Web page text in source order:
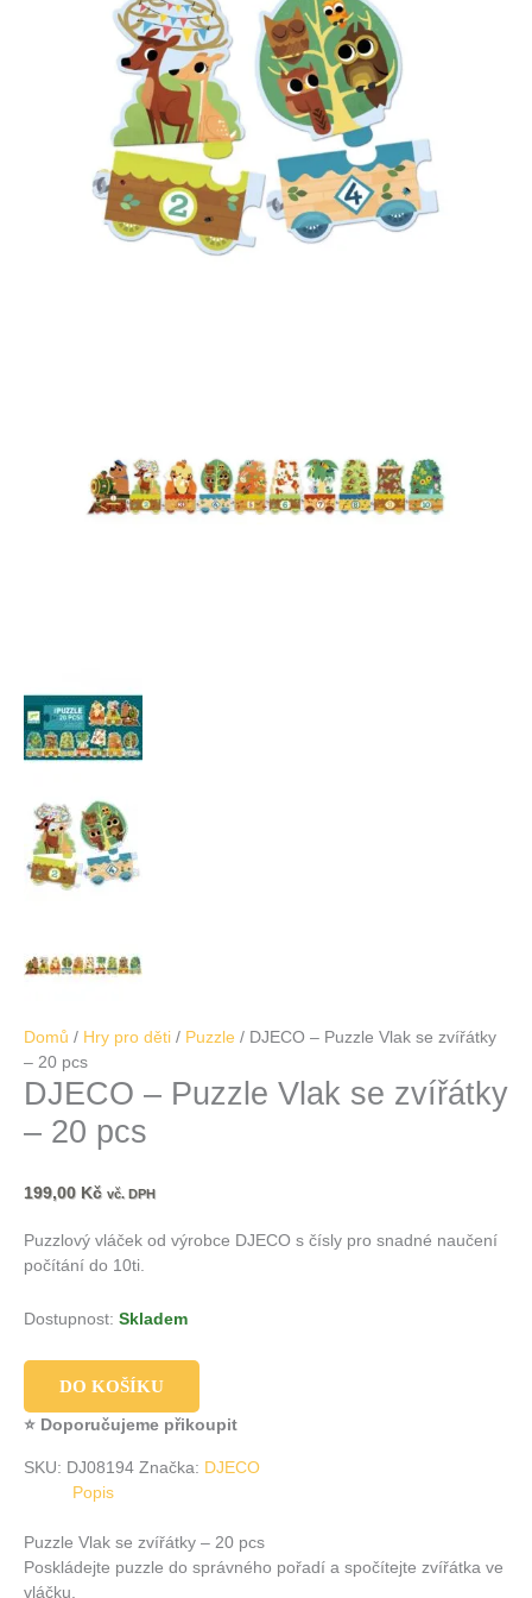
Domů / Hry pro děti / Puzzle / DJECO – Puzzle Vlak se zvířátky
– 20 pcs
DJECO – Puzzle Vlak se zvířátky
– 20 pcs
199,00 Kč vč. DPH
Puzzlový vláček od výrobce DJECO s čísly pro snadné naučení
počítání do 10ti.
Dostupnost: Skladem
DO KOŠÍKU
⭐ Doporučujeme přikoupit
SKU: DJ08194 Značka: DJECO
Popis
Puzzle Vlak se zvířátky – 20 pcs
Poskládejte puzzle do správného pořadí a spočítejte zvířátka ve
vláčku.